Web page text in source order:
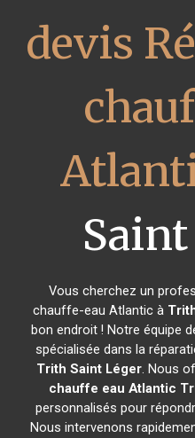
devis
Vous cherchez un
chauffe-eau Atlantic à
bon endroit ! Notre équipe
spécialisée dans la
Trith Saint Léger. Nous
chauffe eau Atlantic
personnalisés pour
Nous intervenons